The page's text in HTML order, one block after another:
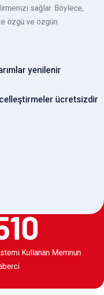
sağlar. Böylece,
özgü ve özgün
yenilenir
ücretsizdir
Kullanan Memnun